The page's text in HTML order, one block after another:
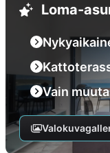
Loma-
Vain